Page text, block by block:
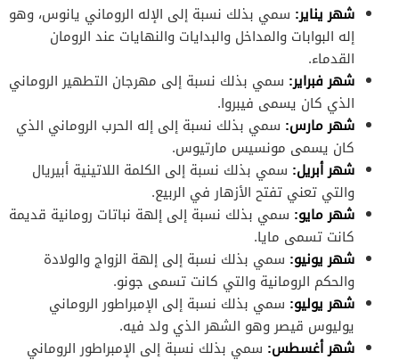
شهر يناير: سمي بذلك نسبة إلى الإله الروماني يانوس، وهو
إله البوابات والمداخل والبدايات والنهايات عند الرومان
القدماء.
شهر فبراير: سمي بذلك نسبة إلى مهرجان التطهير الروماني
الذي كان يسمى فيبروا.
شهر مارس: سمي بذلك نسبة إلى إله الحرب الروماني الذي
كان يسمى مونسيس مارتيوس.
شهر أبريل: سمي بذلك نسبة إلى الكلمة اللاتينية أبيريال
والتي تعني تفتح الأزهار في الربيع.
شهر مايو: سمي بذلك نسبة إلى إلهة نباتات رومانية قديمة
كانت تسمى مايا.
شهر يونيو: سمي بذلك نسبة إلى إلهة الزواج والولادة
والحكم الرومانية والتي كانت تسمى جونو.
شهر يوليو: سمي بذلك نسبة إلى الإمبراطور الروماني
يوليوس قيصر وهو الشهر الذي ولد فيه.
شهر أغسطس: سمي بذلك نسبة إلى الإمبراطور الروماني